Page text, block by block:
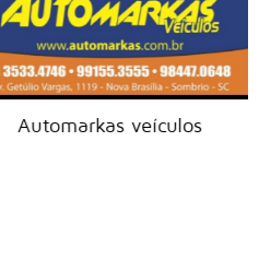
Automarkas veículos